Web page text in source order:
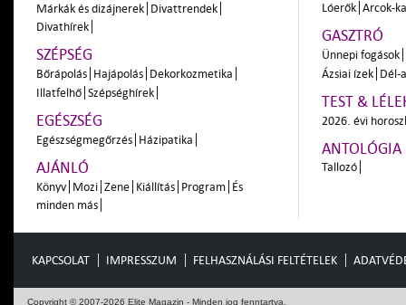
Márkák és dizájnerek Divattrendek
Divathírek
SZÉPSÉG
Bőrápolás Hajápolás Dekorkozmetika
Illatfelhő Szépséghírek
EGÉSZSÉG
Egészségmegőrzés Házipatika
AJÁNLÓ
Könyv Mozi Zene Kiállítás Program És
minden más
Lóerők Arcok-
GASZTRÓ
Ünnepi fogások
Ázsiai ízek Dél-
TEST &
2026. évi
ANTOLÓGIA
Tallozó
KAPCSOLAT IMPRESSZUM FELHASZNÁLÁSI FELTÉTELEK
Copyright © 2007-2026 Elite Magazin - Minden jog fenntartva.